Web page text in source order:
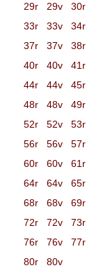
29r
29v 30r
33r
33v 34r
37r
37v 38r
40r
40v 41r
44r
44v 45r
48r
48v 49r
52r
52v 53r
56r
56v 57r
60r
60v 61r
64r
64v 65r
68r
68v 69r
72r
72v 73r
76r
76v 77r
80r
80v